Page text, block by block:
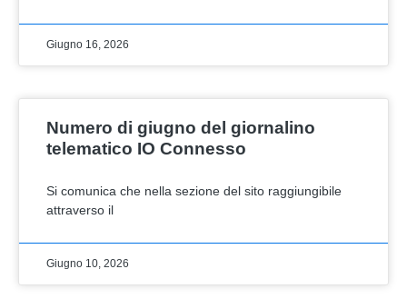
Giugno 16, 2026
Numero di giugno del giornalino
telematico IO Connesso
Si comunica che nella sezione del sito raggiungibile
attraverso il
Giugno 10, 2026